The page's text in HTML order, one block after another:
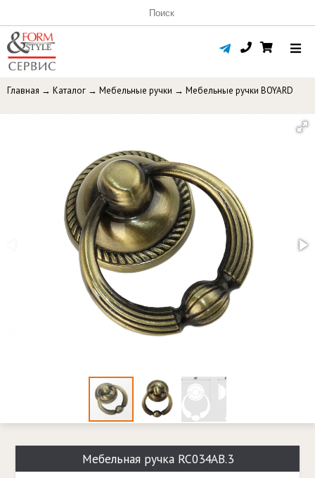
Главная → Каталог → Мебельные ручки → Мебельные ручки BOYARD
Мебельная ручка RC034AB.3